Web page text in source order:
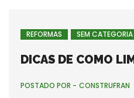
REFORMAS SEM CATEGORIA
DICAS DE COMO
POSTADO POR - CONSTRUFRAN